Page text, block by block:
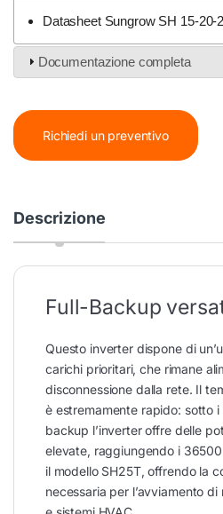
Datasheet Sungrow SH 15-20-
Documentazione completa
Richiedi un preventivo
Descrizione
Full-Backup
Questo inverter dispone di
carichi prioritari, che rimane
disconnessione dalla rete. Il
è estremamente rapido: sotto i
backup l’inverter offre delle
elevate, raggiungendo i
il modello SH25T, offrendo la
necessaria per l’avviamento